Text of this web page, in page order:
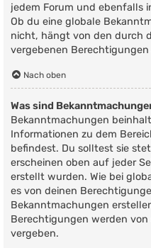
jedem Forum und ebenfalls
Ob du eine globale
nicht, hängt von den durch
vergebenen Berechtigungen
Nach oben
Was sind
Bekanntmachungen
Informationen zu dem
befindest. Du solltest sie
erscheinen oben auf jeder
erstellt wurden. Wie bei
es von deinen
Bekanntmachungen
Berechtigungen werden
vergeben.